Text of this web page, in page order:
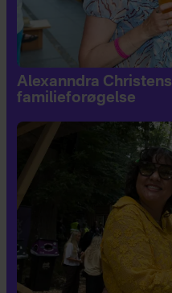
Alexanndra
familieforøgelse